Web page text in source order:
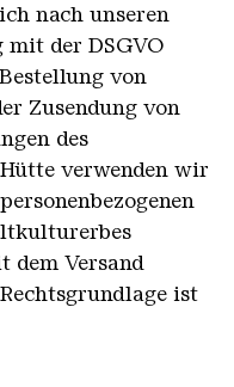
nach unseren
mit der DSGVO
von
Zusendung von
des
verwenden wir
dem Versand
ist